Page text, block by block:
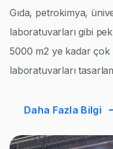
Gıda, petrokimya,
laboratuvarları gibi
5000 m2 ye kadar çok
laboratuvarları
Daha Fazla Bilgi